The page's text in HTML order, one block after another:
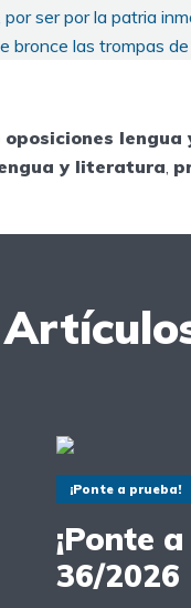
ser por la patria
bronce las trompas
y literatura
¡Ponte a prueba!
¡Ponte
36/2026